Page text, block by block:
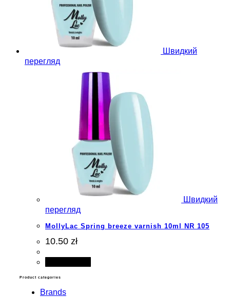
Швидкий
перегляд
Швидкий
перегляд
MollyLac Spring breeze varnish 10ml NR 105
10.50 zł
Product categories
Brands